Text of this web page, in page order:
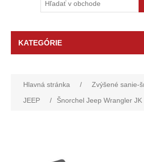
KATEGÓRIE
Hlavná stránka / Zvýšené sanie-
JEEP
/ Šnorchel Jeep Wrangler JK